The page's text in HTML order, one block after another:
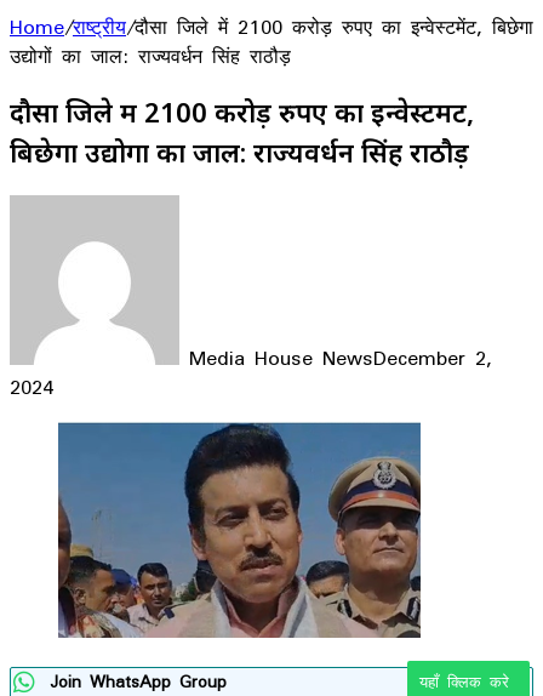
Home/राष्ट्रीय/दौसा जिले में 2100 करोड़ रुपए का इन्वेस्टमेंट, बिछेगा
उद्योगों का जाल: राज्यवर्धन सिंह राठौड़
दौसा जिले में 2100 करोड़ रुपए का इन्वेस्टमेंट,
बिछेगा उद्योगों का जाल: राज्यवर्धन सिंह राठौड़
Media House NewsDecember 2,
2024
Facebook
LinkedIn
WhatsApp
Telegram
Join WhatsApp Group यहाँ क्लिक करे